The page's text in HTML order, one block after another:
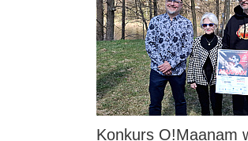
Konkurs O!Maanam